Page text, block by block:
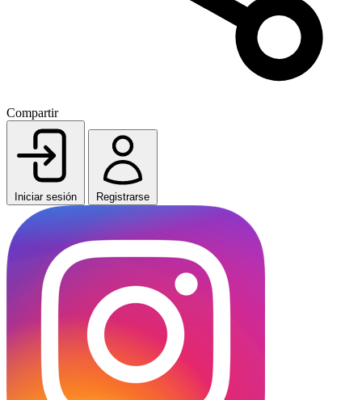
Compartir
Iniciar sesión Registrarse